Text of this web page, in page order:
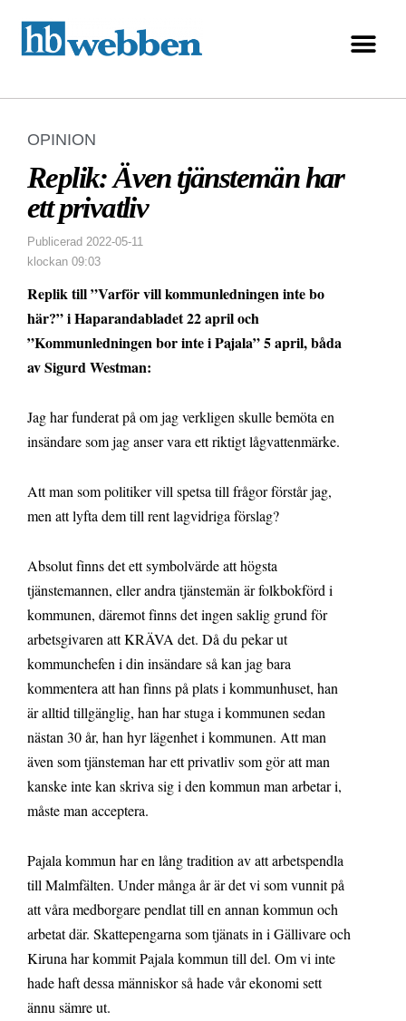
OPINION
Replik: Även tjänstemän har
ett privatliv
Publicerad 2022-05-11
klockan 09:03
Replik till ”Varför vill kommunledningen inte bo
här?” i Haparandabladet 22 april och
”Kommunledningen bor inte i Pajala” 5 april, båda
av Sigurd Westman:
Jag har funderat på om jag verkligen skulle bemöta en
insändare som jag anser vara ett riktigt lågvattenmärke.
Att man som politiker vill spetsa till frågor förstår jag,
men att lyfta dem till rent lagvidriga förslag?
Absolut finns det ett symbolvärde att högsta
tjänstemannen, eller andra tjänstemän är folkbokförd i
kommunen, däremot finns det ingen saklig grund för
arbetsgivaren att KRÄVA det. Då du pekar ut
kommunchefen i din insändare så kan jag bara
kommentera att han finns på plats i kommunhuset, han
är alltid tillgänglig, han har stuga i kommunen sedan
nästan 30 år, han hyr lägenhet i kommunen. Att man
även som tjänsteman har ett privatliv som gör att man
kanske inte kan skriva sig i den kommun man arbetar i,
måste man acceptera.
Pajala kommun har en lång tradition av att arbetspendla
till Malmfälten. Under många år är det vi som vunnit på
att våra medborgare pendlat till en annan kommun och
arbetat där. Skattepengarna som tjänats in i Gällivare och
Kiruna har kommit Pajala kommun till del. Om vi inte
hade haft dessa människor så hade vår ekonomi sett
ännu sämre ut.